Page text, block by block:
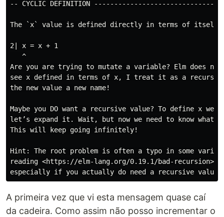
-- CYCLIC DEFINITION
The `x` value is defined directly in terms of
2| x = x + 1
   ^
Are you are trying to mutate a variable? Elm does
see x defined in terms of x, I treat it as a
the new value a new name!
Maybe you DO want a recursive value? To define x we
let’s expand it. Wait, but now we need to know
This will keep going infinitely!
Hint: The root problem is often a typo in some
reading <https://elm-lang.org/0.19.1/bad-recursion>
A primeira vez que vi esta mensagem quase caí
da cadeira. Como assim não posso incrementar o